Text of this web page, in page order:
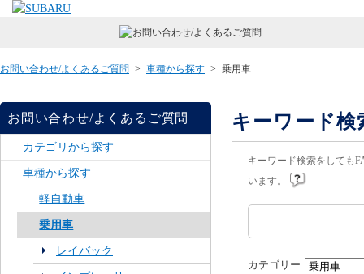
お問い合わせ/よくあるご質問 > 車種から探す > 乗用車
お問い合わせ/よくあるご質問
カテゴリから探す
車種から探す
軽自動車
乗用車
レイバック
キーワード検
キーワード検索をしても
います。
カテゴリー